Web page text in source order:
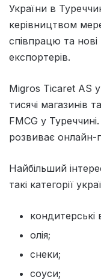
України в
керівництвом
співпрацю та
експортерів.
Migros Ticaret AS
тисячі магазинів
FMCG у
розвиває онлайн-
Найбільший
такі категорії
кондитерські
олія;
снеки;
соуси;